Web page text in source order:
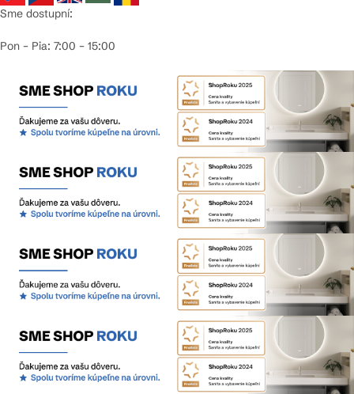
Sme dostupní:
Pon – Pia: 7:00 – 15:00